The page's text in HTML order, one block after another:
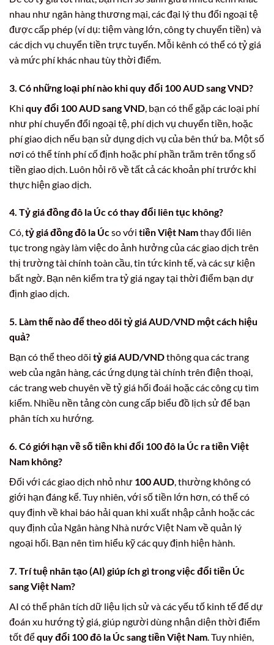
nhau như ngân hàng thương mại, các đại lý thu đổi ngoại tệ
được cấp phép (ví dụ: tiệm vàng lớn, công ty chuyển tiền) và
các dịch vụ chuyển tiền trực tuyến. Mỗi kênh có thể có tỷ giá
và mức phí khác nhau tùy thời điểm.
3. Có những loại phí nào khiquy đổi 100 AUD sang VND?
Khi quy đổi 100 AUD sang VND , bạn có thể gặp các loại phí
như phí chuyển đổi ngoại tệ, phí dịch vụ chuyển tiền, hoặc
phí giao dịch nếu bạn sử dụng dịch vụ của bên thứ ba. Một số
nơi có thể tính phí cố định hoặc phí phần trăm trên tổng số
tiền giao dịch. Luôn hỏi rõ về tất cả các khoản phí trước khi
thực hiện giao dịch.
4. Tỷ giáđồng đô la Úccó thay đổi liên tục không?
Có,tỷ giá đồng đô la Úcso với tiền Việt Namthay đổi liên
tục trong ngày làm việc do ảnh hưởng của các giao dịch trên
thị trường tài chính toàn cầu, tin tức kinh tế, và các sự kiện
bất ngờ. Bạn nên kiểm tra tỷ giá ngay tại thời điểm bạn dự
định giao dịch.
5. Làm thế nào để theo dõitỷ giá AUD/VND một cách hiệu
quả?
Bạn có thể theo dõi tỷ giá AUD/VNDthông qua các trang
web của ngân hàng, các ứng dụng tài chính trên điện thoại,
các trang web chuyên về tỷ giá hối đoái hoặc các công cụ tìm
kiếm. Nhiều nền tảng còn cung cấp biểu đồ lịch sử để bạn
phân tích xu hướng.
6. Có giới hạn về số tiền khiđổi 100 đô la Úc ra tiền Việt
Nam không?
Đối với các giao dịch nhỏ như 100 AUD, thường không có
giới hạn đáng kể. Tuy nhiên, với số tiền lớn hơn, có thể có
quy định về khai báo hải quan khi xuất nhập cảnh hoặc các
quy định của Ngân hàng Nhà nước Việt Nam về quản lý
ngoại hối. Bạn nên tìm hiểu kỹ các quy định hiện hành.
7. Trí tuệ nhân tạo (AI) giúp ích gì trong việcđổi tiền Úc
sang Việt Nam?
AI có thể phân tích dữ liệu lịch sử và các yếu tố kinh tế để dự
đoán xu hướng tỷ giá, giúp người dùng nhận diện thời điểm
tốt đểquy đổi 100 đô la Úc sang tiền Việt Nam . Tuy nhiên,